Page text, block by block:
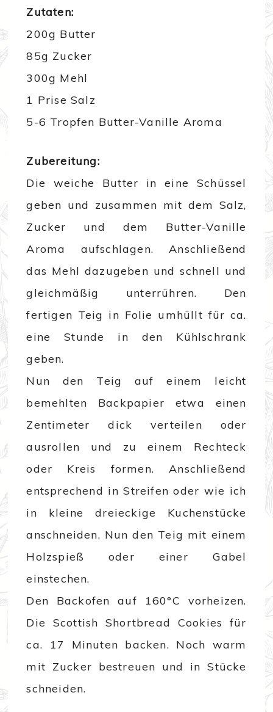
Zutaten:
200g Butter
85g Zucker
300g Mehl
1 Prise Salz
5-6 Tropfen Butter-Vanille Aroma
Zubereitung:
Die weiche Butter in eine Schüssel
geben und zusammen mit dem Salz,
Zucker und dem Butter-Vanille
Aroma aufschlagen. Anschließend
das Mehl dazugeben und schnell und
gleichmäßig unterrühren. Den
fertigen Teig in Folie umhüllt für ca.
eine Stunde in den Kühlschrank
geben.
Nun den Teig auf einem leicht
bemehlten Backpapier etwa einen
Zentimeter dick verteilen oder
ausrollen und zu einem Rechteck
oder Kreis formen. Anschließend
entsprechend in Streifen oder wie ich
in kleine dreieckige Kuchenstücke
anschneiden. Nun den Teig mit einem
Holzspieß oder einer Gabel
einstechen.
Den Backofen auf 160°C vorheizen.
Die Scottish Shortbread Cookies für
ca. 17 Minuten backen. Noch warm
mit Zucker bestreuen und in Stücke
schneiden.